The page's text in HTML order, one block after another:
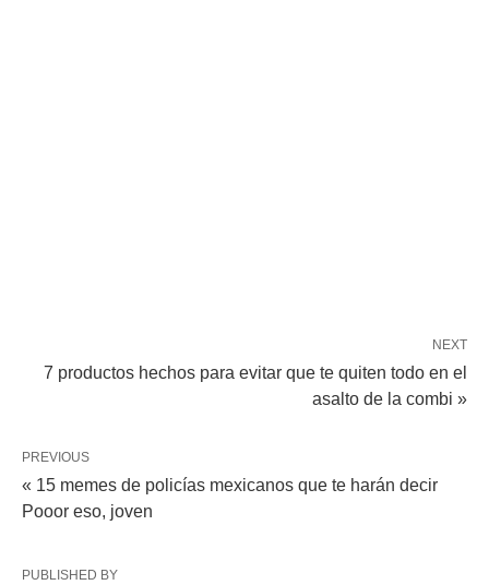
NEXT
7 productos hechos para evitar que te quiten todo en el
asalto de la combi »
PREVIOUS
« 15 memes de policías mexicanos que te harán decir
Pooor eso, joven
PUBLISHED BY